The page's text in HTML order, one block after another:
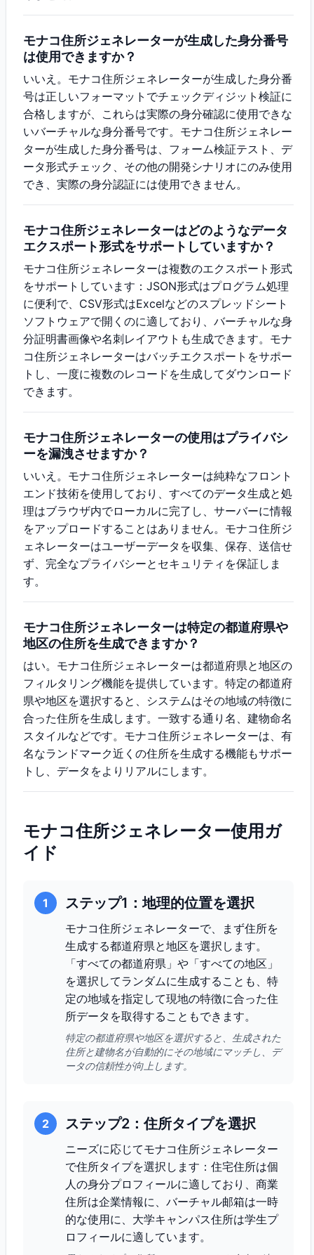
モナコ住所ジェネレーターが生成した身分番号
は使用できますか？
いいえ。モナコ住所ジェネレーターが生成した身分番
号は正しいフォーマットでチェックディジット検証に
合格しますが、これらは実際の身分確認に使用できな
いバーチャルな身分番号です。モナコ住所ジェネレー
ターが生成した身分番号は、フォーム検証テスト、デ
ータ形式チェック、その他の開発シナリオにのみ使用
でき、実際の身分認証には使用できません。
モナコ住所ジェネレーターはどのようなデータ
エクスポート形式をサポートしていますか？
モナコ住所ジェネレーターは複数のエクスポート形式
をサポートしています：JSON形式はプログラム処理
に便利で、CSV形式はExcelなどのスプレッドシート
ソフトウェアで開くのに適しており、バーチャルな身
分証明書画像や名刺レイアウトも生成できます。モナ
コ住所ジェネレーターはバッチエクスポートをサポー
トし、一度に複数のレコードを生成してダウンロード
できます。
モナコ住所ジェネレーターの使用はプライバシ
ーを漏洩させますか？
いいえ。モナコ住所ジェネレーターは純粋なフロント
エンド技術を使用しており、すべてのデータ生成と処
理はブラウザ内でローカルに完了し、サーバーに情報
をアップロードすることはありません。モナコ住所ジ
ェネレーターはユーザーデータを収集、保存、送信せ
ず、完全なプライバシーとセキュリティを保証しま
す。
モナコ住所ジェネレーターは特定の都道府県や
地区の住所を生成できますか？
はい。モナコ住所ジェネレーターは都道府県と地区の
フィルタリング機能を提供しています。特定の都道府
県や地区を選択すると、システムはその地域の特徴に
合った住所を生成します。一致する通り名、建物命名
スタイルなどです。モナコ住所ジェネレーターは、有
名なランドマーク近くの住所を生成する機能もサポー
トし、データをよりリアルにします。
モナコ住所ジェネレーター使用ガ
イド
1 ステップ1：地理的位置を選択
モナコ住所ジェネレーターで、まず住所を
生成する都道府県と地区を選択します。
「すべての都道府県」や「すべての地区」
を選択してランダムに生成することも、特
定の地域を指定して現地の特徴に合った住
所データを取得することもできます。
特定の都道府県や地区を選択すると、生成された
住所と建物名が自動的にその地域にマッチし、デ
ータの信頼性が向上します。
2 ステップ2：住所タイプを選択
ニーズに応じてモナコ住所ジェネレーター
で住所タイプを選択します：住宅住所は個
人の身分プロフィールに適しており、商業
住所は企業情報に、バーチャル邮箱は一時
的な使用に、大学キャンパス住所は学生プ
ロフィールに適しています。